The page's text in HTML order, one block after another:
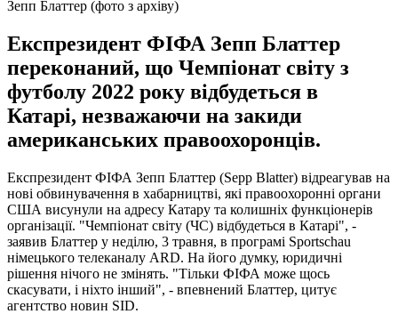
Зепп Блаттер (фото з архіву)
Експрезидент ФІФА Зепп Блаттер
переконаний, що Чемпіонат світу з
футболу 2022 року відбудеться в
Катарі, незважаючи на закиди
американських правоохоронців.
Експрезидент ФІФА Зепп Блаттер (Sepp Blatter) відреагував на
нові обвинувачення в хабарництві, які правоохоронні органи
США висунули на адресу Катару та колишніх функціонерів
організації. "Чемпіонат світу (ЧС) відбудеться в Катарі", -
заявив Блаттер у неділю, 3 травня, в програмі Sportschau
німецького телеканалу ARD. На його думку, юридичні
рішення нічого не змінять. "Тільки ФІФА може щось
скасувати, і ніхто інший", - впевнений Блаттер, цитує
агентство новин SID.